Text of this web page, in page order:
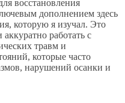
восстановления
дополнением здесь
которую я изучал. Это
аккуратно работать с
травм и
которые часто
нарушений осанки и